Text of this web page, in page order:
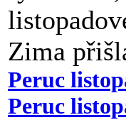
Zima
Peruc
Peruc